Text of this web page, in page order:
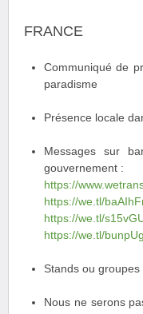
FRANCE
Communiqué de
paradisme
Présence locale
Messages sur
gouvernement :
https://
https://we.tl/
https://we.tl/
https://we.tl/
Stands ou
Nous ne serons